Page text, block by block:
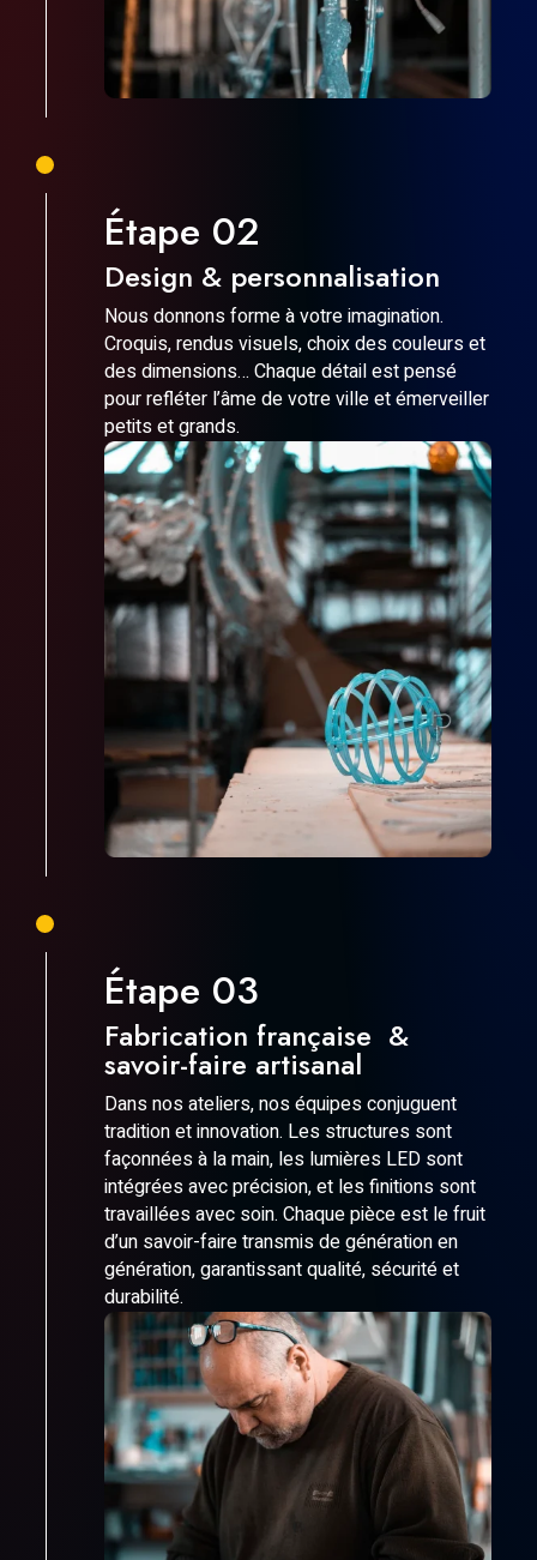
Étape 02
Design & personnalisation
Nous donnons forme à votre imagination.
Croquis, rendus visuels, choix des couleurs et
des dimensions… Chaque détail est pensé
pour refléter l’âme de votre ville et émerveiller
petits et grands.
Étape 03
Fabrication française &
savoir-faire artisanal
Dans nos ateliers, nos équipes conjuguent
tradition et innovation. Les structures sont
façonnées à la main, les lumières LED sont
intégrées avec précision, et les finitions sont
travaillées avec soin. Chaque pièce est le fruit
d’un savoir-faire transmis de génération en
génération, garantissant qualité, sécurité et
durabilité.